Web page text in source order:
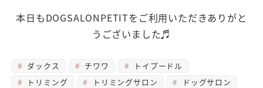
本日もDOGSALONPETITをご利用いただきありがと
うございました♬
ダックス チワワ
トイプードル
トリミング
トリミングサロン
ドッグサロン